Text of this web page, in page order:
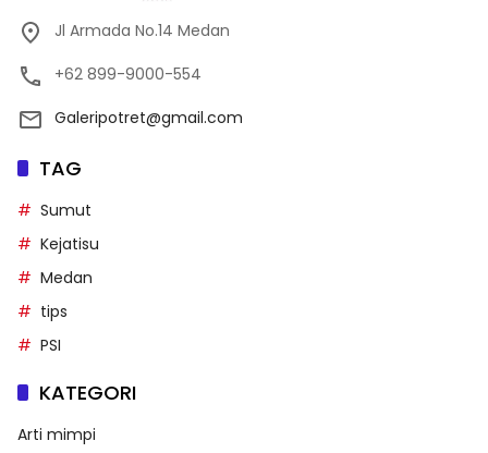
Jl Armada No.14 Medan
+62 899-9000-554
Galeripotret@gmail.com
TAG
Sumut
Kejatisu
Medan
tips
PSI
KATEGORI
Arti mimpi